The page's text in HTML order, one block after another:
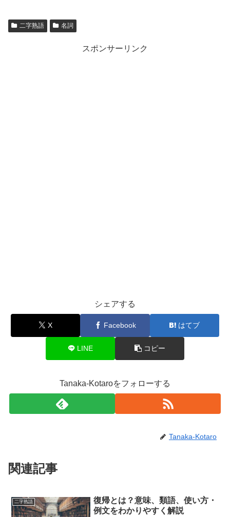
二字熟語 名詞
スポンサーリンク
シェアする
X Facebook はてブ
LINE コピー
Tanaka-Kotaroをフォローする
Tanaka-Kotaro
関連記事
二字熟語
復帰とは？意味、類語、使い方・
例文をわかりやすく解説